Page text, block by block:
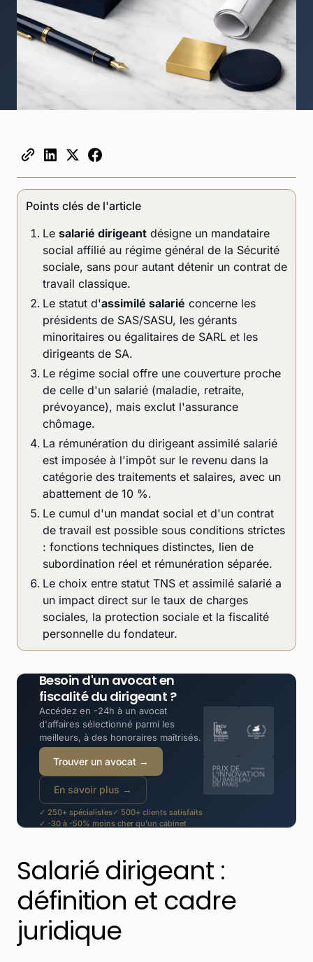
Points clés de l'article
Le salarié dirigeant désigne un mandataire
social affilié au régime général de la Sécurité
sociale, sans pour autant détenir un contrat de
travail classique.
Le statut d'assimilé salarié concerne les
présidents de SAS/SASU, les gérants
minoritaires ou égalitaires de SARL et les
dirigeants de SA.
Le régime social offre une couverture proche
de celle d'un salarié (maladie, retraite,
prévoyance), mais exclut l'assurance
chômage.
La rémunération du dirigeant assimilé salarié
est imposée à l'impôt sur le revenu dans la
catégorie des traitements et salaires, avec un
abattement de 10 %.
Le cumul d'un mandat social et d'un contrat
de travail est possible sous conditions strictes
: fonctions techniques distinctes, lien de
subordination réel et rémunération séparée.
Le choix entre statut TNS et assimilé salarié a
un impact direct sur le taux de charges
sociales, la protection sociale et la fiscalité
personnelle du fondateur.
Besoin d'un avocat en
fiscalité du dirigeant ?
Accédez en -24h à un avocat
d'affaires sélectionné parmi les
meilleurs, à des honoraires maîtrisés.
Trouver un avocat →
En savoir plus →
✓ 250+ spécialistes✓ 500+ clients satisfaits
✓ -30 à -50% moins cher qu'un cabinet
Salarié dirigeant :
définition et cadre
juridique